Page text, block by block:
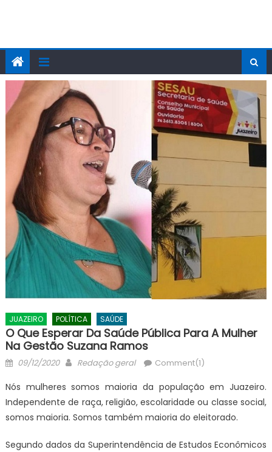
JUAZEIRO POLÍTICA SAÚDE
O Que Esperar Da Saúde Pública Para A Mulher
Na Gestão Suzana Ramos
Posted
09/12/2020 Author
Redação geral Comment(1)
Nós mulheres somos maioria da população em Juazeiro.
Independente de raça, religião, escolaridade ou classe social,
somos maioria. Somos também maioria do eleitorado.
Segundo dados da Superintendência de Estudos Econômicos